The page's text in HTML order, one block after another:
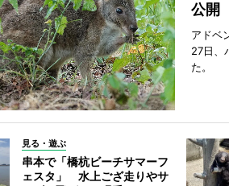
公開
アドベ
27日、
た。
見る・遊ぶ
串本で「橋杭ビーチサマーフ
ェスタ」 水上ござ走りやサ